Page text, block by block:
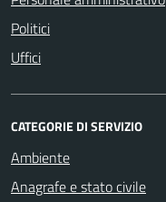
Politici
Uffici
CATEGORIE DI SERVIZIO
Ambiente
Anagrafe e stato civile